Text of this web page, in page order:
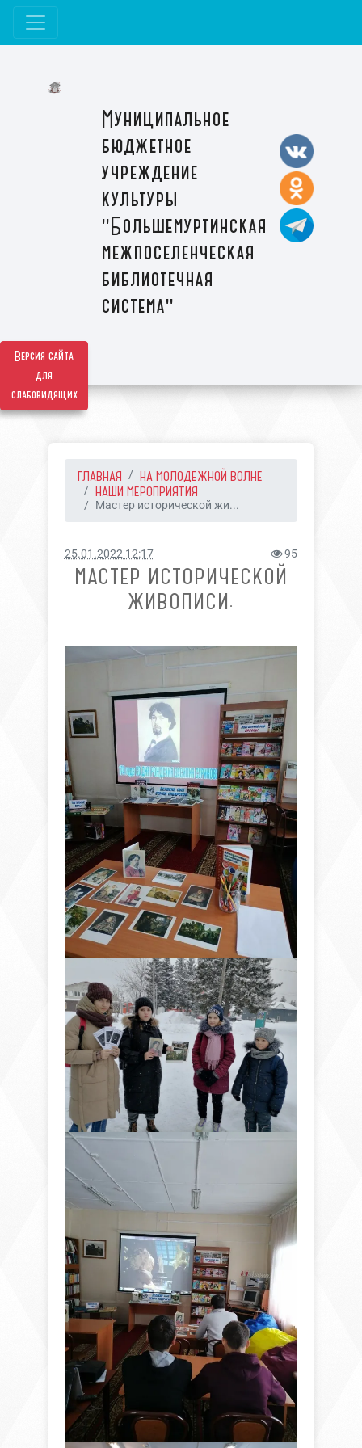
Версия сайта
для
слабовидящих
Муниципальное
бюджетное
учреждение
культуры
"Большемуртинская
межпоселенческая
библиотечная
система"
ГЛАВНАЯ
НА МОЛОДЕЖНОЙ ВОЛНЕ
НАШИ МЕРОПРИЯТИЯ
Мастер исторической жи...
25.01.2022 12:17 95
МАСТЕР ИСТОРИЧЕСКОЙ
ЖИВОПИСИ.